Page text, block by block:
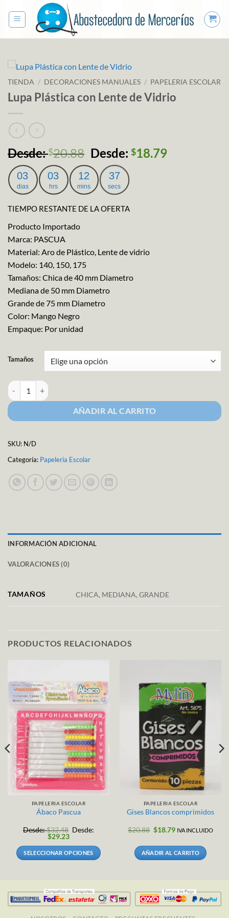
TIENDA / DECORACIONES MANUALES / PAPELERIA ESCOLAR
Lupa Plástica con Lente de Vidrio
Desde:$20.88 Desde:$18.79
03
dias
03
hrs
12
mins
37
secs
TIEMPO RESTANTE DE LA OFERTA
Producto Importado
Marca: PASCUA
Material: Aro de Plástico, Lente de vidrio
Modelo: 140, 150, 175
Tamaños: Chica de 40 mm Diametro
Mediana de 50 mm Diametro
Grande de 75 mm Diametro
Color: Mango Negro
Empaque: Por unidad
Tamaños
Lupa Plástica con Lente de Vidrio cantidad
AÑADIR AL CARRITO
SKU: N/D
Categoría: Papeleria Escolar
INFORMACIÓN ADICIONAL
VALORACIONES (0)
TAMAÑOS CHICA, MEDIANA, GRANDE
PRODUCTOS RELACIONADOS
PAPELERIA ESCOLAR
Ábaco Pascua
Desde:$32.48 Desde:
$29.23
SELECCIONAR OPCIONES
múltiples
variantes.
PAPELERIA ESCOLAR
Gises Blancos comprimidos
$20.88 El
era:
$20.88.
$18.79El
es:
$18.79.
IVA INCLUIDO
AÑADIR AL CARRITO